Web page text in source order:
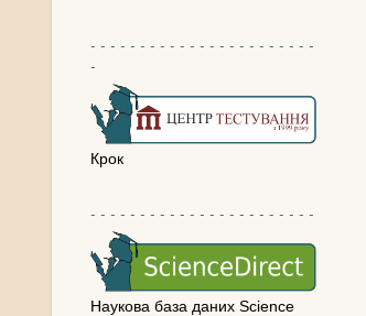
- - - - - - - - - - - - - - - - - - - - - - -
-
Крок
- - - - - - - - - - - - - - - - - - - - - - -
Наукова база даних Science